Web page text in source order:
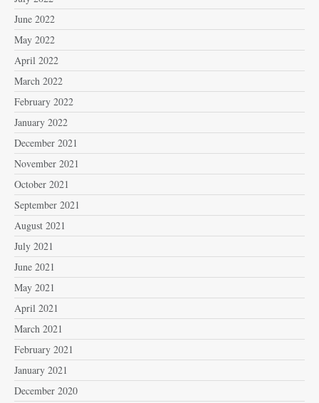
June 2022
May 2022
April 2022
March 2022
February 2022
January 2022
December 2021
November 2021
October 2021
September 2021
August 2021
July 2021
June 2021
May 2021
April 2021
March 2021
February 2021
January 2021
December 2020